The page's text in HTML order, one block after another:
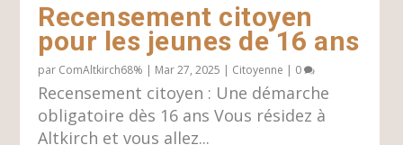
Recensement citoyen
pour les jeunes de 16 ans
par ComAltkirch68% | Mar 27, 2025 | Citoyenne | 0
Recensement citoyen : Une démarche
obligatoire dès 16 ans Vous résidez à
Altkirch et vous allez...